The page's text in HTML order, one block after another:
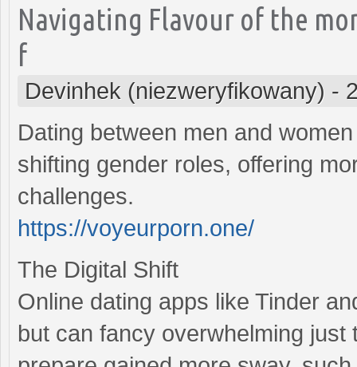
Navigating Flavour of the
f
Devinhek (niezweryfikowany) -
Dating between men and
shifting gender roles, offering
challenges.
https://voyeurporn.one/
The Digital Shift
Online dating apps like Tinder
but can fancy overwhelming